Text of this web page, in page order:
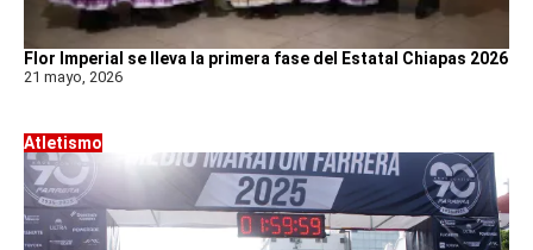
Flor Imperial se lleva la primera fase del Estatal Chiapas 2026
21 mayo, 2026
Atletismo